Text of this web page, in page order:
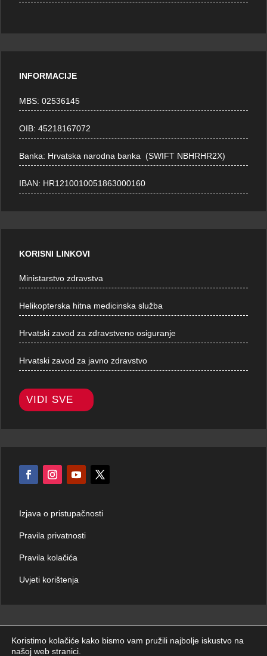
INFORMACIJE
MBS: 02536145
OIB: 45218167072
Banka: Hrvatska narodna banka (SWIFT NBHRHR2X)
IBAN: HR1210010051863000160
KORISNI LINKOVI
Ministarstvo zdravstva
Helikopterska hitna medicinska služba
Hrvatski zavod za zdravstveno osiguranje
Hrvatski zavod za javno zdravstvo
VIDI SVE
Izjava o pristupačnosti
Pravila privatnosti
Pravila kolačića
Uvjeti korištenja
Koristimo kolačiće kako bismo vam pružili najbolje iskustvo na
našoj web stranici.